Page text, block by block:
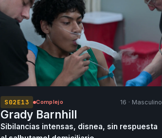
combativo.
S02E13 Complejo 16 · Masculino
Grady Barnhill
Sibilancias intensas, disnea, sin respuesta